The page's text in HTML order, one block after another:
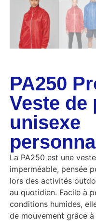
PA250
Veste de
unisexe
La PA250 est une
imperméable, pensée
lors des activités
au quotidien. Facile à
conditions humides,
de mouvement grâce